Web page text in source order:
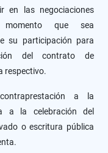
en las negociaciones
que sea
su participación para
del contrato de
respectivo.
a la
a la celebración del
o escritura pública